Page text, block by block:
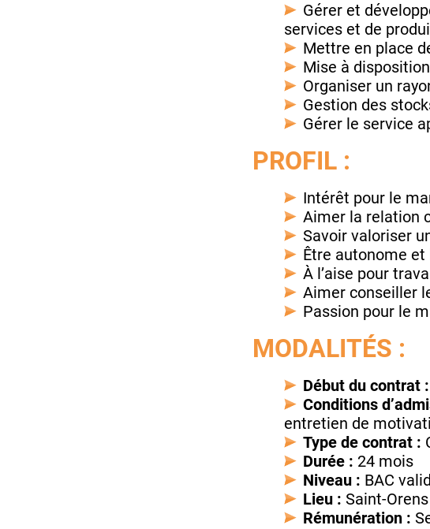
Gérer et
services et de
Mettre en place
Mise à
Organiser un
Gestion des
Gérer le service
PROFIL :
Intérêt pour le
Aimer la relation
Savoir valoriser
Être autonome
À l’aise pour
Aimer conseiller
Passion pour le
MODALITÉS :
Début du contrat :
Conditions
entretien de
Type de contrat :
Durée : 24 mois
Niveau : BAC
Lieu : Saint-Orens
Rémunération :